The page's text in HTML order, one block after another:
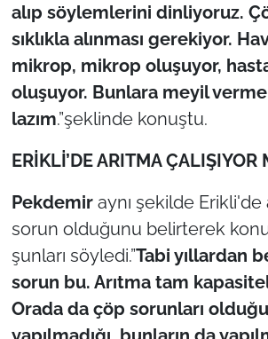
alıp söylemlerini dinliyoruz.
sıklıkla alınması gerekiyor.
mikrop, mikrop oluşuyor,
oluşuyor. Bunlara meyil
lazım.”şeklinde konuştu.
ERİKLİ’DE ARITMA ÇALIŞIYOR
Pekdemiraynı şekilde Erikli'de
sorun olduğunu belirterek
şunları söyledi.”Tabi yıllardan
sorun bu. Arıtma tam
Orada da çöp sorunları